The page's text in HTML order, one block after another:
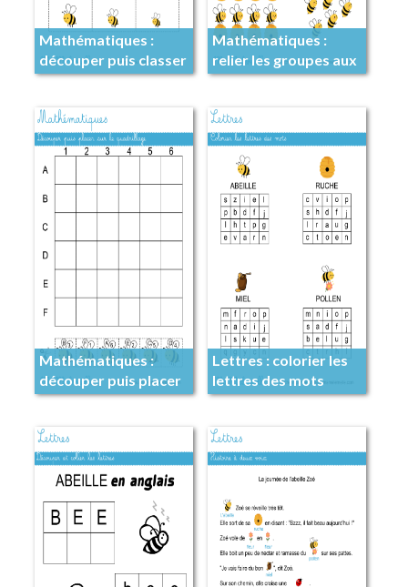
Mathématiques :
découper puis classer
Mathématiques :
relier les groupes aux
nombres
Mathématiques :
découper puis placer
sur le quadrillage
Lettres : colorier les
lettres des mots